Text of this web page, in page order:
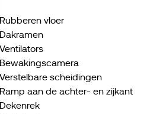
Rubberen vloer
Dakramen
Ventilators
Bewakingscamera
Verstelbare scheidingen
Ramp aan de achter- en zijkant
Dekenrek